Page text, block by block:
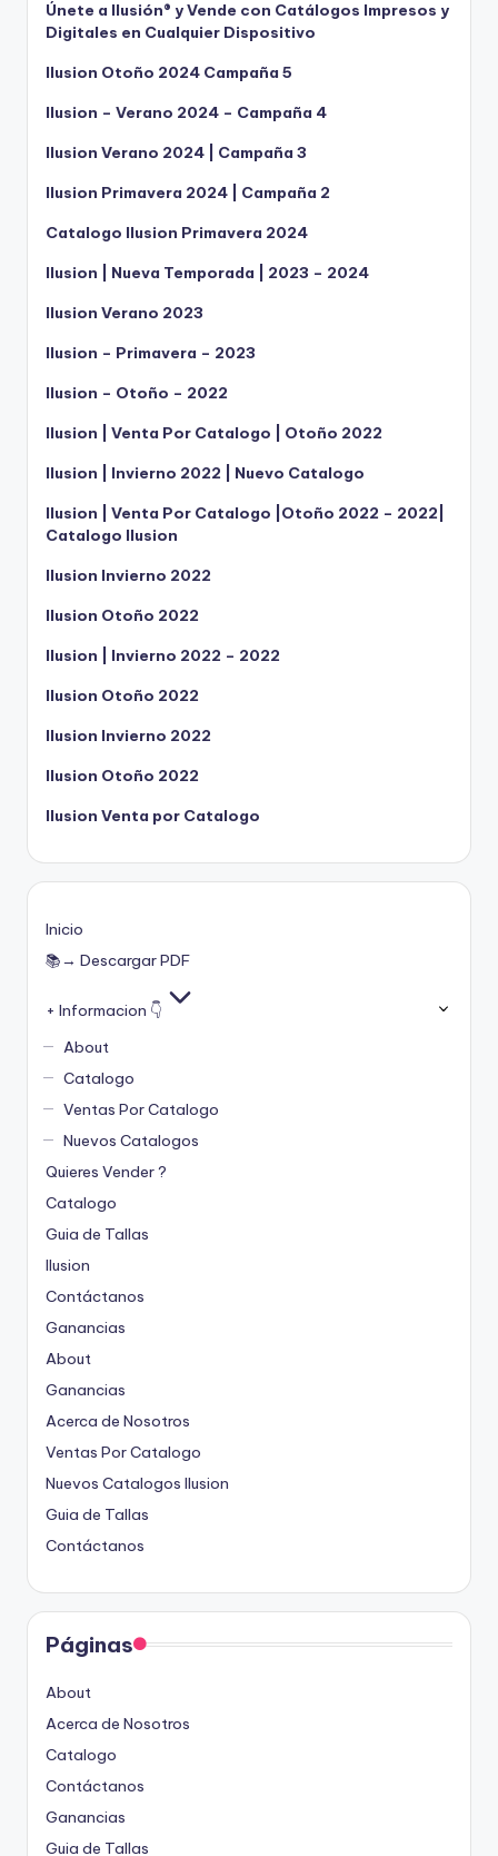
Únete a Ilusión® y Vende con Catálogos Impresos y
Digitales en Cualquier Dispositivo
Ilusion Otoño 2024 Campaña 5
Ilusion – Verano 2024 – Campaña 4
Ilusion Verano 2024 | Campaña 3
Ilusion Primavera 2024 | Campaña 2
Catalogo Ilusion Primavera 2024
Ilusion | Nueva Temporada | 2023 – 2024
Ilusion Verano 2023
Ilusion – Primavera – 2023
Ilusion – Otoño – 2022
Ilusion | Venta Por Catalogo | Otoño 2022
Ilusion | Invierno 2022 | Nuevo Catalogo
Ilusion | Venta Por Catalogo |Otoño 2022 – 2022|
Catalogo Ilusion
Ilusion Invierno 2022
Ilusion Otoño 2022
Ilusion | Invierno 2022 – 2022
Ilusion Otoño 2022
Ilusion Invierno 2022
Ilusion Otoño 2022
Ilusion Venta por Catalogo
Inicio
📚→ Descargar PDF
+ Informacion 👇
About
Catalogo
Ventas Por Catalogo
Nuevos Catalogos
Quieres Vender ?
Catalogo
Guia de Tallas
Ilusion
Contáctanos
Ganancias
About
Ganancias
Acerca de Nosotros
Ventas Por Catalogo
Nuevos Catalogos Ilusion
Guia de Tallas
Contáctanos
Páginas
About
Acerca de Nosotros
Catalogo
Contáctanos
Ganancias
Guia de Tallas